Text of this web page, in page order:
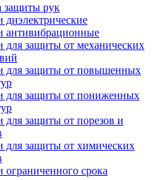
защиты рук
диэлектрические
антивибрационные
для защиты от механических
для защиты от повышенных
для защиты от пониженных
для защиты от порезов и
для защиты от химических
ограниченного срока